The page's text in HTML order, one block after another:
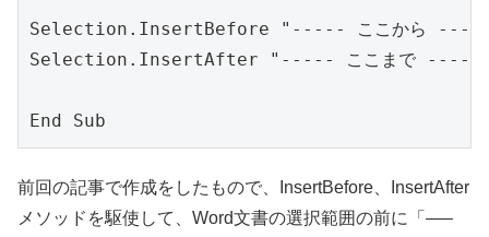
Selection.InsertBefore "----- ここから
Selection.InsertAfter "----- ここまで -----
前回の記事で作成をしたもので、InsertBefore、InsertAfter
メソッドを駆使して、Word文書の選択範囲の前に「—–